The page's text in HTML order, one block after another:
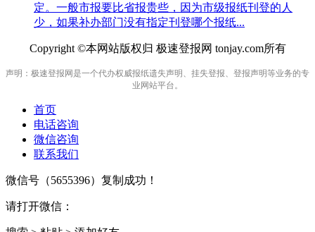
定。一般市报要比省报贵些，因为市级报纸刊登的人
少，如果补办部门没有指定刊登哪个报纸...
Copyright ©本网站版权归 极速登报网 tonjay.com所有
声明：极速登报网是一个代办权威报纸遗失声明、挂失登报、登报声明等业务的专
业网站平台。
首页
电话咨询
微信咨询
联系我们
微信号（5655396）复制成功！
请打开微信：